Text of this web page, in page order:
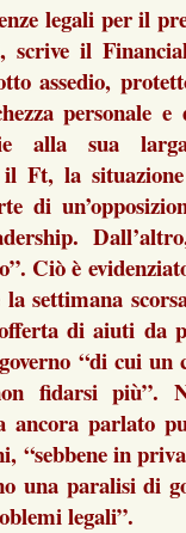
legali per il
scrive il
assedio,
personale
alla sua
Ft, la
di
Ciò è
settimana
di aiuti da
“di cui un
fidarsi più”.
parlato
“sebbene in
una paralisi di
legali”.